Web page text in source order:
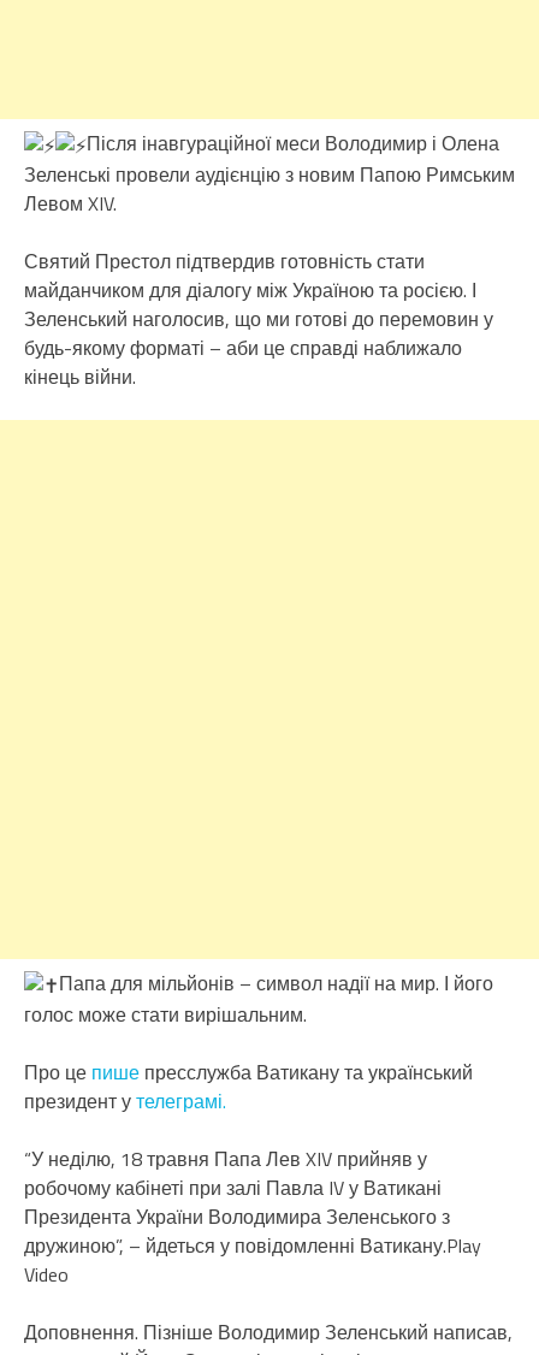
Після інавгураційної меси Володимир і Олена
Зеленські провели аудієнцію з новим Папою Римським
Левом XIV.
Святий Престол підтвердив готовність стати
майданчиком для діалогу між Україною та росією. І
Зеленський наголосив, що ми готові до перемовин у
будь-якому форматі – аби це справді наближало
кінець війни.
Папа для мільйонів – символ надії на мир. І його
голос може стати вирішальним.
Про це пише пресслужба Ватикану та український
президент утелеграмі.
“У неділю, 18 травня Папа Лев XIV прийняв у
робочому кабінеті при залі Павла IV у Ватикані
Президента України Володимира Зеленського з
дружиною”, – йдеться у повідомленні Ватикану.Play
Video
Доповнення. Пізніше Володимир Зеленський написав,